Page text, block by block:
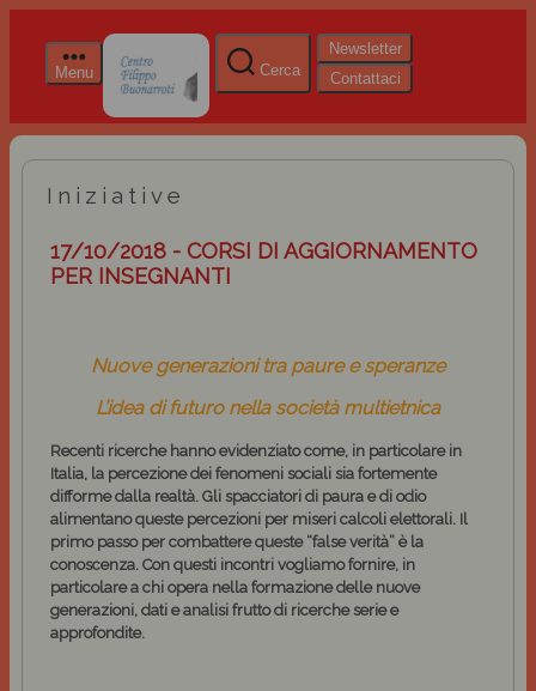
Menu Cerca
Newsletter
Contattaci
Iniziative
17/10/2018 - CORSI DI AGGIORNAMENTO
PER INSEGNANTI
Nuove generazioni tra paure e speranze
L’idea di futuro nella società multietnica
Recenti ricerche hanno evidenziato come, in particolare in
Italia, la percezione dei fenomeni sociali sia fortemente
difforme dalla realtà. Gli spacciatori di paura e di odio
alimentano queste percezioni per miseri calcoli elettorali. Il
primo passo per combattere queste “false verità” è la
conoscenza. Con questi incontri vogliamo fornire, in
particolare a chi opera nella formazione delle nuove
generazioni, dati e analisi frutto di ricerche serie e
approfondite.